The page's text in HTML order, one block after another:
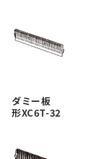
ダミー板
形XC6T-32